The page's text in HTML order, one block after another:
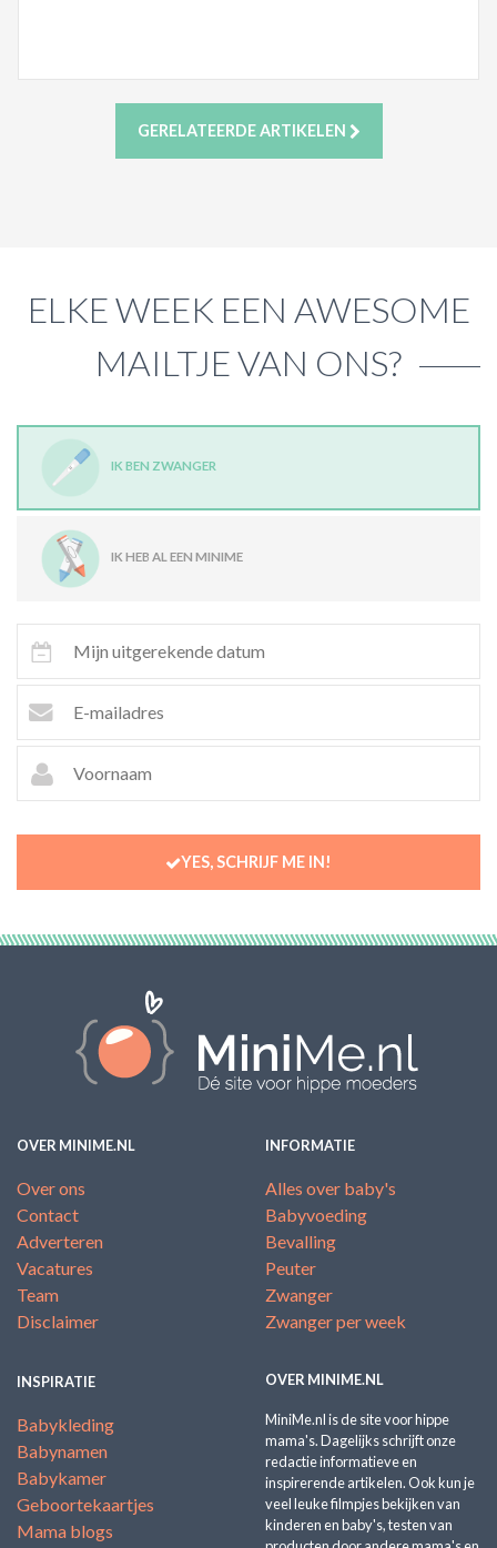
GERELATEERDE ARTIKELEN
ELKE WEEK EEN AWESOME
MAILTJE VAN ONS?
IK BEN ZWANGER
IK HEB AL EEN MINIME
YES, SCHRIJF ME IN!
OVER MINIME.NL
Over ons
Contact
Adverteren
Vacatures
Team
Disclaimer
INFORMATIE
Alles over baby's
Babyvoeding
Bevalling
Peuter
Zwanger
Zwanger per week
INSPIRATIE
Babykleding
Babynamen
Babykamer
Geboortekaartjes
Mama blogs
OVER MINIME.NL
MiniMe.nl is de site voor hippe
mama's. Dagelijks schrijft onze
redactie informatieve en
inspirerende artikelen. Ook kun je
veel leuke filmpjes bekijken van
kinderen en baby's, testen van